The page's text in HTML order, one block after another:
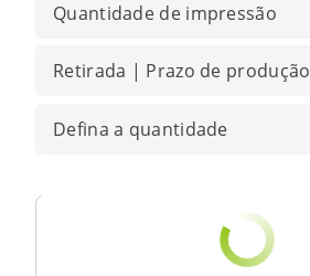
Quantidade de impressão
Retirada | Prazo de produção
Defina a quantidade